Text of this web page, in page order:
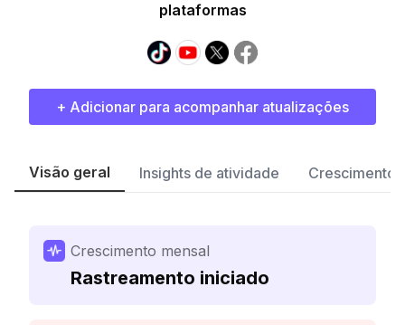
plataformas
+ Adicionar para acompanhar atualizações
Visão geral Insights de atividade Crescimento
Crescimento mensal
Rastreamento iniciado